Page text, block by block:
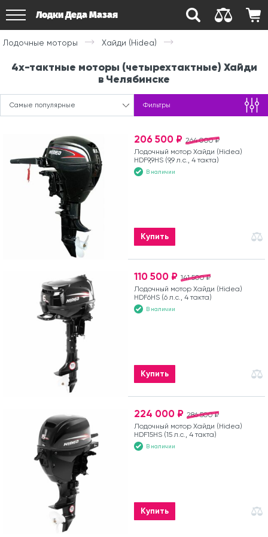
Лодки Деда Мазая
Лодочные моторы Хайди (Hidea)
4х-тактные моторы (четырехтактные) Хайди
в Челябинске
Самые популярные Фильтры
264 000 ₽
206 500 ₽
Лодочный мотор Хайди (Hidea)
HDF9,9HS (9,9 л.с., 4 такта)
В наличии
Купить
141 500 ₽
110 500 ₽
Лодочный мотор Хайди (Hidea)
HDF6HS (6 л.с., 4 такта)
В наличии
Купить
286 500 ₽
224 000 ₽
Лодочный мотор Хайди (Hidea)
HDF15HS (15 л.с., 4 такта)
В наличии
Купить